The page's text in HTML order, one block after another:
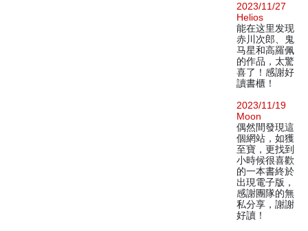
2023/11/27
Helios
能在这里发现
赤川次郎、鬼
马星和高羅佩
的作品，太驚
喜了！感謝好
讀書櫃！
2023/11/19
Moon
偶然間發現這
個網站，如獲
至寶，更找到
小時候很喜歡
的一本書終於
出現電子版，
感謝團隊的無
私分享，謝謝
好讀！